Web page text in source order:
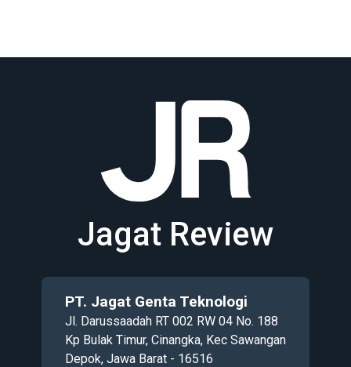
Jagat Review
PT. Jagat Genta Teknologi
Jl. Darussaadah RT 002 RW 04 No. 188
Kp Bulak Timur, Cinangka, Kec Sawangan
Depok, Jawa Barat - 16516